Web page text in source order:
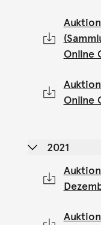
Online
Online
2021